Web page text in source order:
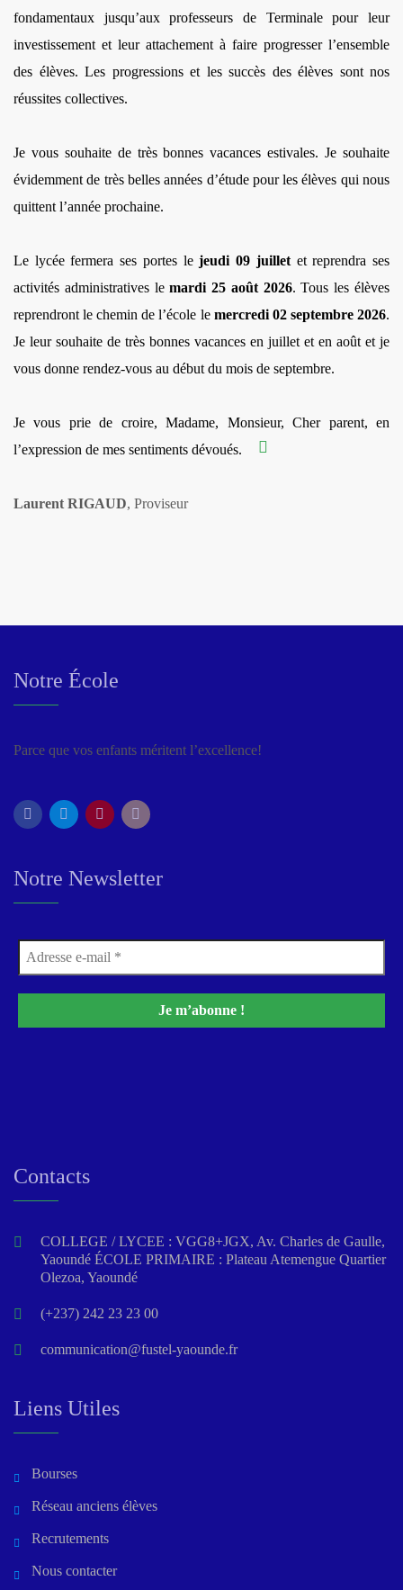
fondamentaux jusqu’aux professeurs de Terminale pour leur
investissement et leur attachement à faire progresser l’ensemble
des élèves. Les progressions et les succès des élèves sont nos
réussites collectives.
Je vous souhaite de très bonnes vacances estivales. Je souhaite
évidemment de très belles années d’étude pour les élèves qui nous
quittent l’année prochaine.
Le lycée fermera ses portes lejeudi 09 juilletet reprendra ses
activités administratives lemardi 25 août 2026. Tous les élèves
reprendront le chemin de l’école lemercredi 02 septembre 2026.
Je leur souhaite de très bonnes vacances en juillet et en août et je
vous donne rendez-vous au début du mois de septembre.
Je vous prie de croire, Madame, Monsieur, Cher parent, en
l’expression de mes sentiments dévoués.
Laurent RIGAUD, Proviseur
Notre École
Parce que vos enfants méritent l’excellence!
Notre Newsletter
Contacts
COLLEGE / LYCEE : VGG8+JGX, Av. Charles de Gaulle,
Yaoundé ÉCOLE PRIMAIRE : Plateau Atemengue Quartier
Olezoa, Yaoundé
(+237) 242 23 23 00
communication@fustel-yaounde.fr
Liens Utiles
Bourses
Réseau anciens élèves
Recrutements
Nous contacter